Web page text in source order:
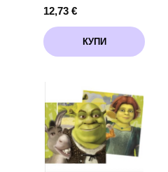
12,73 €
КУПИ